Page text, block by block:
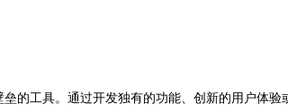
的工具。通过开发独有的功能、创新的用户体